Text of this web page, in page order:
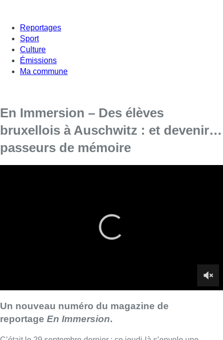
Reportages
Sport
Culture
Émissions
Ma commune
En Immersion – Des élèves
bruxellois à Auschwitz : et devenir…
passeurs de mémoire
importante délégation belge, en direction de la Pologne, et des
camps d’Auschwitz-Birkenau. Dans le cadre du travail de
mémoire mené en Belgique, l’objectif du War Heritage Institute
hors des salles de classe… et leur permettre ainsi de devenir
Lors de ce déplacement, en présence notamment de la ministre
de la Défense Ludivine Dedonder (PS), les élèves ont eu
l’occasion de découvrir le camp d’Auschwitz I, camp de